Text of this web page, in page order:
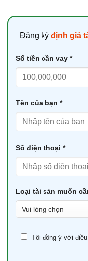
Đăng ký định giá
Số tiền cần vay *
Tên của bạn *
Số điện thoại *
Loại tài sản muốn
Tôi đồng ý với